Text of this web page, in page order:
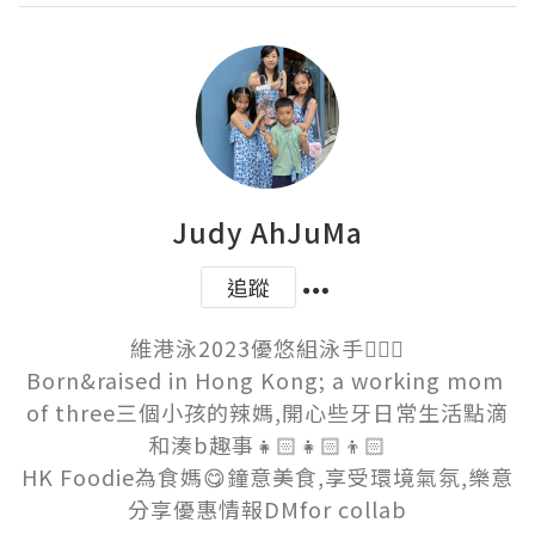
Judy AhJuMa
追蹤
維港泳2023優悠組泳手🏊🏻‍♀️
Born&raised in Hong Kong; a working mom
of three三個小孩的辣媽,開心些牙日常生活點滴
和湊b趣事👧🏻👧🏻👦🏻
HK Foodie為食媽😋鐘意美食,享受環境氣氛,樂意
分享優惠情報DMfor collab